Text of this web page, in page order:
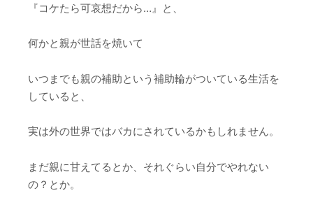
『コケたら可哀想だから…』と、
何かと親が世話を焼いて
いつまでも親の補助という補助輪がついている生活を
していると、
実は外の世界ではバカにされているかもしれません。
まだ親に甘えてるとか、それぐらい自分でやれない
の？とか。